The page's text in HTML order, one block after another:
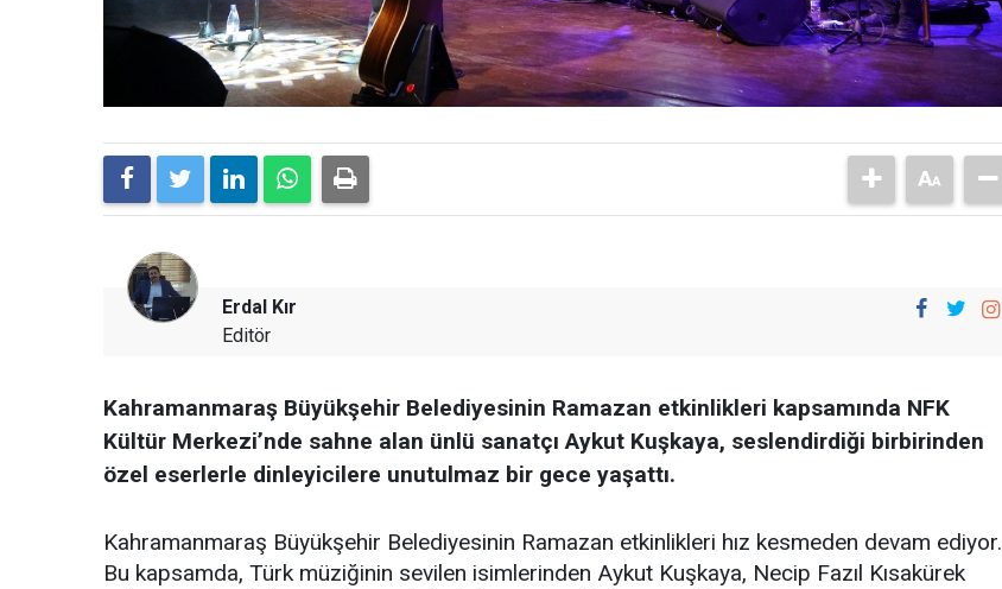
Erdal Kır
Editör
Kahramanmaraş Büyükşehir Belediyesinin Ramazan etkinlikleri kapsamında NFK
Kültür Merkezi’nde sahne alan ünlü sanatçı Aykut Kuşkaya, seslendirdiği birbirinden
özel eserlerle dinleyicilere unutulmaz bir gece yaşattı.
Kahramanmaraş Büyükşehir Belediyesinin Ramazan etkinlikleri hız kesmeden devam ediyor.
Bu kapsamda, Türk müziğinin sevilen isimlerinden Aykut Kuşkaya, Necip Fazıl Kısakürek